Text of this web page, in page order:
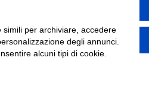
50.000€ |Whistleblowing|Privacy|
e Kipoint per ritirare i tuoi acquisti
per archiviare, accedere
degli annunci.
alcuni tipi di cookie.